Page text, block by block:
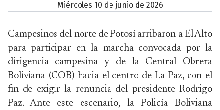
miércoles 10 de junio de 2026
Campesinos del norte de Potosí arribaron a El Alto
para participar en la marcha convocada por la
dirigencia campesina y de la Central Obrera
Boliviana (COB) hacia el centro de La Paz, con el
fin de exigir la renuncia del presidente Rodrigo
Paz. Ante este escenario, la Policía Boliviana